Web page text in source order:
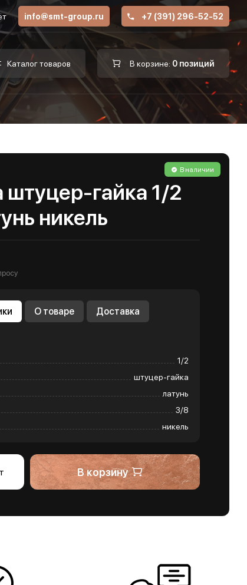
info@smt-group.ru +7 (391) 296-52-52
Каталог товаров В корзине: 0 позиций
В наличии
штуцер-гайка 1/2
никель
О товаре Доставка
1/2
штуцер-гайка
латунь
3/8
никель
В корзину